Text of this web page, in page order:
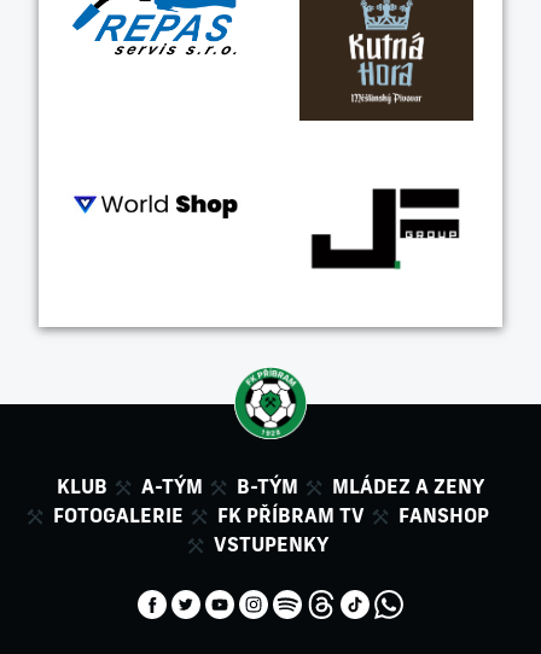
KLUB A-TÝM B-TÝM
MLÁDEZ A ZENY
FOTOGALERIE
FK PŘÍBRAM TV
FANSHOP
VSTUPENKY